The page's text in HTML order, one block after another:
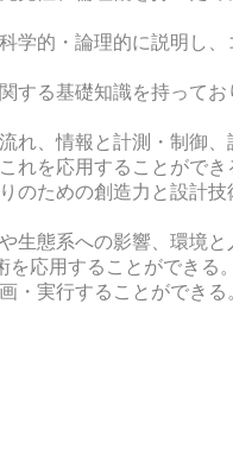
的・論理的に説明し、
る基礎知識を持ってお
、情報と計測・制御、
れを応用することができ
ための創造力と設計技
態系への影響、環境
応用することができる
実行することができる